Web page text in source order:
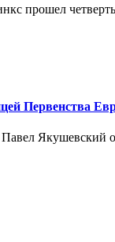
прошел
Первенства
Якушевский